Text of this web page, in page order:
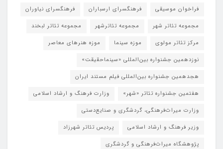
فراخوان موسیقی
فرهنگسرای ارسباران
فرهنگسرای نیاوران
مجموعه تئاتر شهر
مجموعه تئاترشهر
مجموعه تئاتر لبخند
مرکز تئاتر مولوی
موزه سینما
موزه هنرهای معاصر
نوزدهمین جشنواره بین‌المللی «سینماحقیقت»
هجدهمین جشنواره بین‌المللی فیلم مستند ایران
هفتمین جشنواره تئاتر «شهر»
وزارت فرهنگ و ارشاد اسلامی
وزارت میراث‌فرهنگی، گردشگری و صنایع‌دستی
وزیر فرهنگ و ارشاد اسلامی
پردیس تئاتر شهرزاد
پژوهشگاه میراث‌فرهنگی و گردشگری